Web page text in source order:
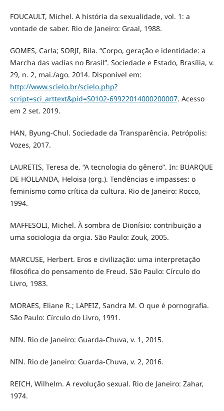
FOUCAULT, Michel. A história da sexualidade, vol. 1: a
vontade de saber. Rio de Janeiro: Graal, 1988.
GOMES, Carla; SORJI, Bila. “Corpo, geração e identidade: a
Marcha das vadias no Brasil”. Sociedade e Estado, Brasília, v.
29, n. 2, mai./ago. 2014. Disponível em:
http://www.scielo.br/scielo.php?
script=sci_arttext&pid=S0102-69922014000200007. Acesso
em 2 set. 2019.
HAN, Byung-Chul. Sociedade da Transparência. Petrópolis:
Vozes, 2017.
LAURETIS, Teresa de. “A tecnologia do gênero”. In: BUARQUE
DE HOLLANDA, Heloisa (org.). Tendências e impasses: o
feminismo como crítica da cultura. Rio de Janeiro: Rocco,
1994.
MAFFESOLI, Michel. À sombra de Dionísio: contribuição a
uma sociologia da orgia. São Paulo: Zouk, 2005.
MARCUSE, Herbert. Eros e civilização: uma interpretação
filosófica do pensamento de Freud. São Paulo: Círculo do
Livro, 1983.
MORAES, Eliane R.; LAPEIZ, Sandra M. O que é pornografia.
São Paulo: Círculo do Livro, 1991.
NIN. Rio de Janeiro: Guarda-Chuva, v. 1, 2015.
NIN. Rio de Janeiro: Guarda-Chuva, v. 2, 2016.
REICH, Wilhelm. A revolução sexual. Rio de Janeiro: Zahar,
1974.